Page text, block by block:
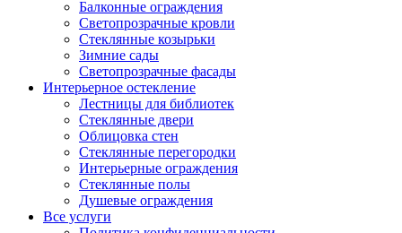
Балконные ограждения
Светопрозрачные кровли
Стеклянные козырьки
Зимние сады
Светопрозрачные фасады
Интерьерное остекление
Лестницы для библиотек
Стеклянные двери
Облицовка стен
Стеклянные перегородки
Интерьерные ограждения
Стеклянные полы
Душевые ограждения
Все услуги